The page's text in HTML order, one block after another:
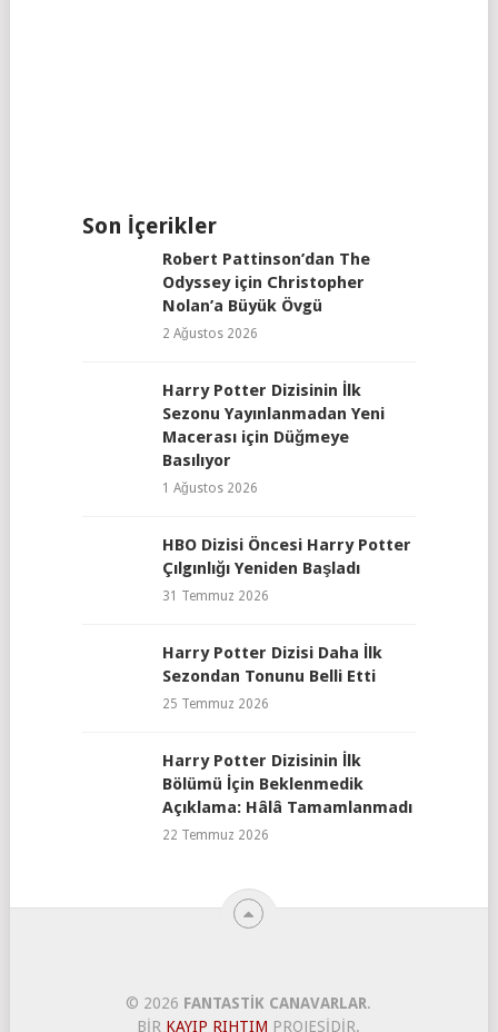
Son İçerikler
Robert Pattinson’dan The
Odyssey için Christopher
Nolan’a Büyük Övgü
2 Ağustos 2026
Harry Potter Dizisinin İlk
Sezonu Yayınlanmadan Yeni
Macerası için Düğmeye
Basılıyor
1 Ağustos 2026
HBO Dizisi Öncesi Harry Potter
Çılgınlığı Yeniden Başladı
31 Temmuz 2026
Harry Potter Dizisi Daha İlk
Sezondan Tonunu Belli Etti
25 Temmuz 2026
Harry Potter Dizisinin İlk
Bölümü İçin Beklenmedik
Açıklama: Hâlâ Tamamlanmadı
22 Temmuz 2026
© 2026 FANTASTIK CANAVARLAR.
BIR KAYIP RIHTIM PROJESIDIR.